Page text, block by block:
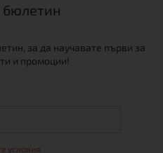
за да научавате първи за
и промоции!
условия